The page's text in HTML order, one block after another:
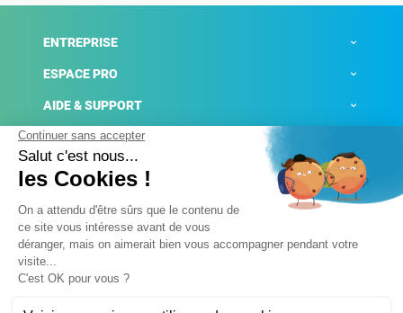
ENTREPRISE
ESPACE PRO
AIDE & SUPPORT
ACTUALITÉS
Mentions légales